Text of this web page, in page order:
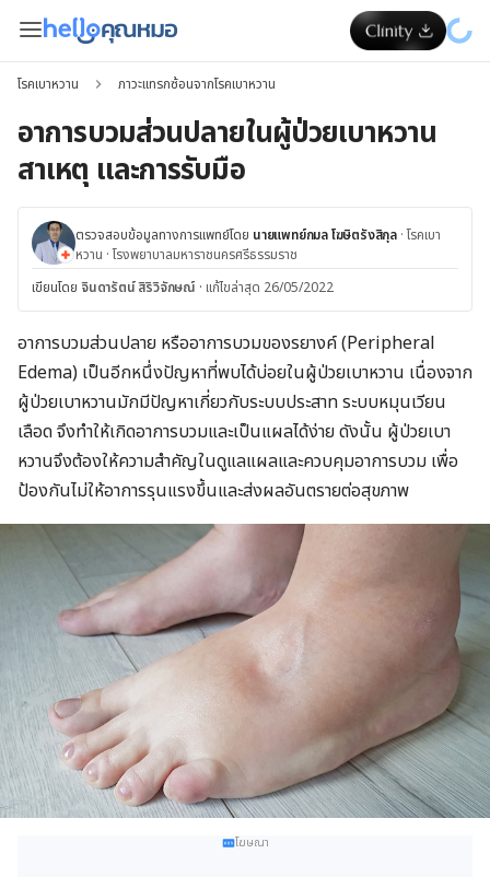
โรคเบาหวาน ภาวะแทรกซ้อนจากโรคเบาหวาน
อาการบวมส่วนปลายในผู้ป่วยเบาหวาน
สาเหตุ และการรับมือ
ตรวจสอบข้อมูลทางการแพทย์โดย นายแพทย์กมล โฆษิตรังสิกุล ·โรคเบา
หวาน ·โรงพยาบาลมหาราชนครศรีธรรมราช
เขียนโดย จินดารัตน์ สิริวิจักษณ์ · แก้ไขล่าสุด 26/05/2022
อาการบวมส่วนปลาย หรืออาการบวมของรยางค์(Peripheral
Edema) เป็นอีกหนึ่งปัญหาที่พบได้บ่อยในผู้ป่วยเบาหวาน เนื่องจาก
ผู้ป่วยเบาหวานมักมีปัญหาเกี่ยวกับระบบประสาท ระบบหมุนเวียน
เลือด จึงทำให้เกิดอาการบวมและเป็นแผลได้ง่าย ดังนั้น ผู้ป่วยเบา
หวานจึงต้องให้ความสำคัญในดูแลแผลและควบคุมอาการบวม เพื่อ
ป้องกันไม่ให้อาการรุนแรงขึ้นและส่งผลอันตรายต่อสุขภาพ
โฆษณา